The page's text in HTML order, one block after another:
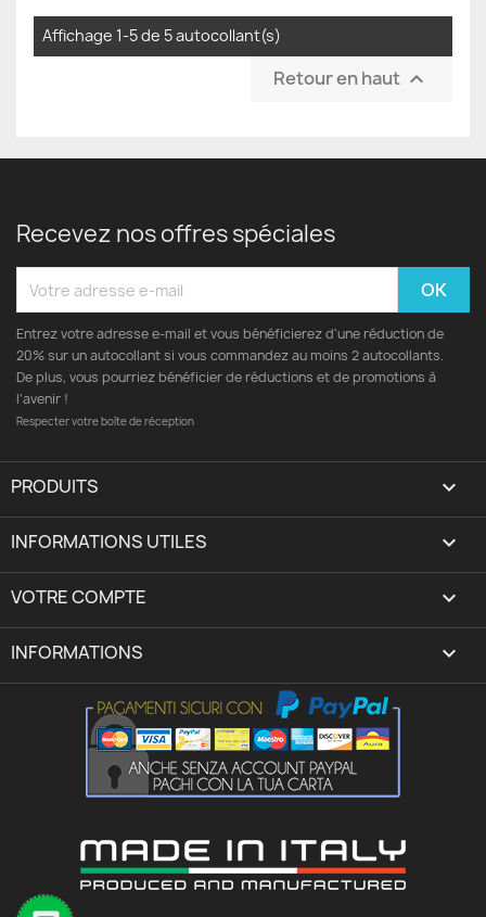
Affichage 1-5 de 5 autocollant(s)
Retour en haut 
Recevez nos offres spéciales
Entrez votre adresse e-mail et vous bénéficierez d'une réduction de
20% sur un autocollant si vous commandez au moins 2 autocollants.
De plus, vous pourriez bénéficier de réductions et de promotions à
l’avenir !
Respecter votre boîte de réception
PRODUITS 
INFORMATIONS UTILES 
VOTRE COMPTE expand_more
INFORMATIONS keyboard_arrow_down